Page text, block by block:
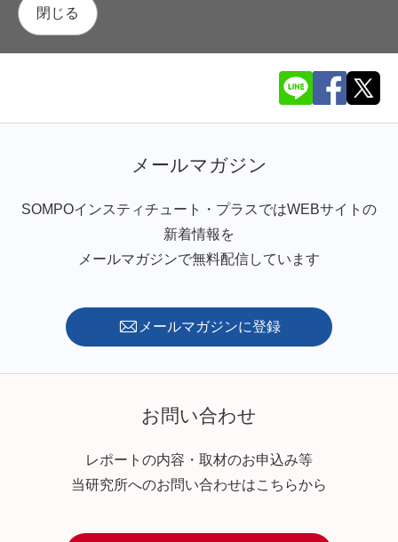
閉じる
メールマガジン
SOMPOインスティチュート・プラスではWEBサイトの
新着情報を
メールマガジンで無料配信しています
メールマガジンに登録
お問い合わせ
レポートの内容・取材のお申込み等
当研究所へのお問い合わせはこちらから